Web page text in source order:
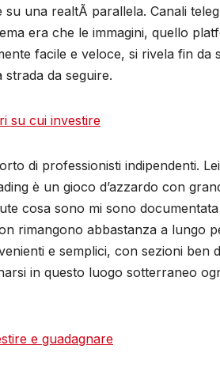
una realtÃ parallela. Canali
era che le immagini, quello
facile e veloce, si rivela fin
da seguire.
su cui investire
di professionisti indipendenti.
è un gioco d’azzardo con
cosa sono mi sono
rimangono abbastanza a lungo
e semplici, con sezioni
in questo luogo sotterraneo
e guadagnare